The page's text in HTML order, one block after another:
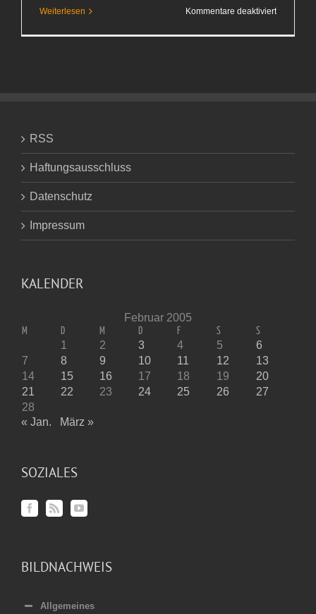
Weiterlesen Kommentare deaktiviertfür
RSS
Haftungsausschluss
Datenschutz
Impressum
KALENDER
Februar 2005
M D M D F S S
1 2 3 4 5
6
7
8 9 10 11 12
13
14
15 16 17 18 19
20
21
22 23 24 25 26
27
28
« Jan.
März »
SOZIALES
BILDNACHWEIS
Allgemeines